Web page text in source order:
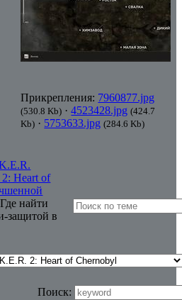
Прикрепления: 7960877.jpg
(530.8 Kb) ·4523428.jpg (424.7
Kb) · 5753633.jpg (284.6 Kb)
Heart of
найти
защитой в
Поиск: